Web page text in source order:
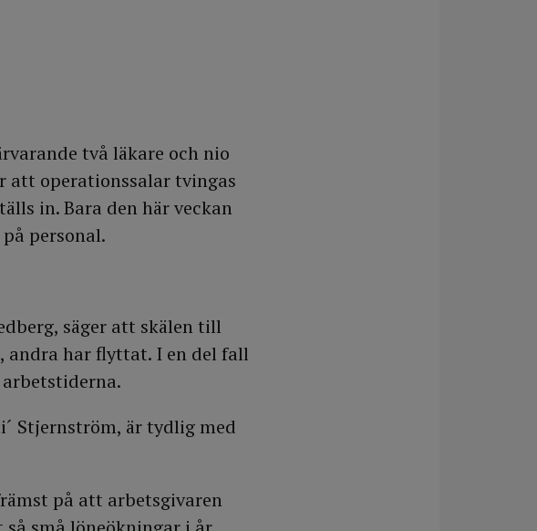
två läkare och nio
att operationssalar tvingas
in. Bara den här veckan
personal.
säger att skälen till
andra har flyttat. I en del fall
Stjernström, är tydlig med
på att arbetsgivaren